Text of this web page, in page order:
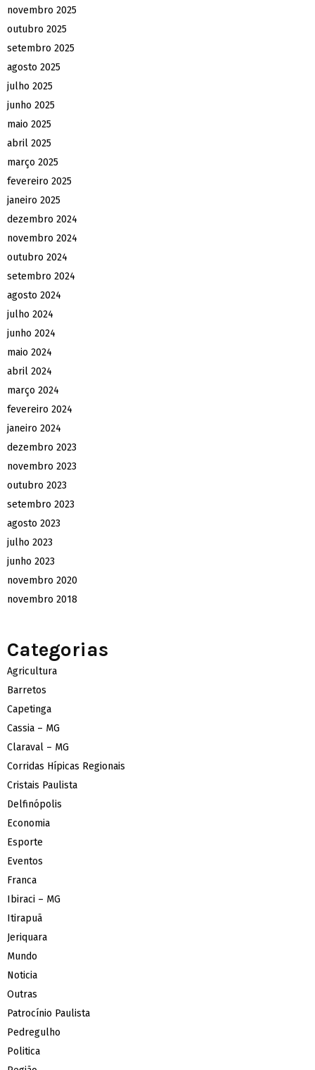
novembro 2025
outubro 2025
setembro 2025
agosto 2025
julho 2025
junho 2025
maio 2025
abril 2025
março 2025
fevereiro 2025
janeiro 2025
dezembro 2024
novembro 2024
outubro 2024
setembro 2024
agosto 2024
julho 2024
junho 2024
maio 2024
abril 2024
março 2024
fevereiro 2024
janeiro 2024
dezembro 2023
novembro 2023
outubro 2023
setembro 2023
agosto 2023
julho 2023
junho 2023
novembro 2020
novembro 2018
Categorias
Agricultura
Barretos
Capetinga
Cassia – MG
Claraval – MG
Corridas Hípicas Regionais
Cristais Paulista
Delfinópolis
Economia
Esporte
Eventos
Franca
Ibiraci – MG
Itirapuã
Jeriquara
Mundo
Noticia
Outras
Patrocínio Paulista
Pedregulho
Politica